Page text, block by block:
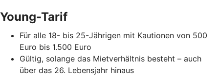
Young-Tarif
Für alle 18- bis 25-Jährigen mit Kautionen von 500
Euro bis 1.500 Euro
Gültig, solange das Mietverhältnis besteht – auch
über das 26. Lebensjahr hinaus